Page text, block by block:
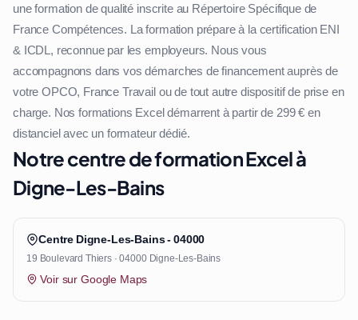
une formation de qualité inscrite au Répertoire Spécifique de
France Compétences. La formation prépare à la certification ENI
& ICDL, reconnue par les employeurs. Nous vous
accompagnons dans vos démarches de financement auprès de
votre OPCO, France Travail ou de tout autre dispositif de prise en
charge. Nos formations Excel démarrent à partir de 299 € en
distanciel avec un formateur dédié.
Notre centre de formation Excel à
Digne-Les-Bains
Centre Digne-Les-Bains - 04000
19 Boulevard Thiers · 04000 Digne-Les-Bains
Voir sur Google Maps